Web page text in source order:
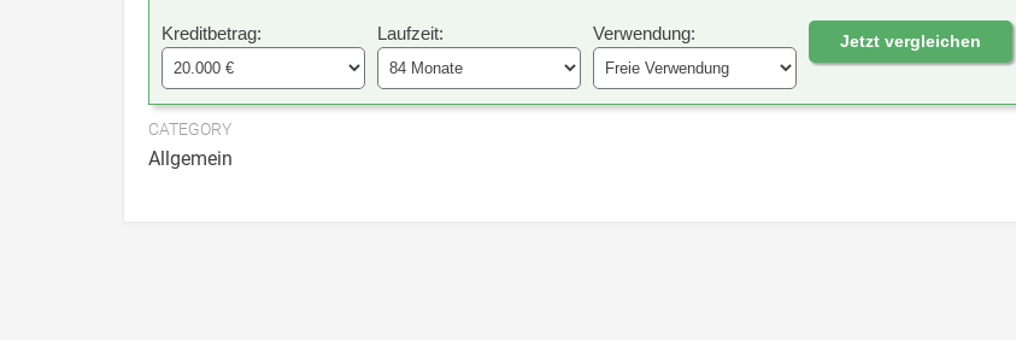
Kreditbetrag: Laufzeit: Verwendung: Jetzt vergleichen
CATEGORY
Allgemein